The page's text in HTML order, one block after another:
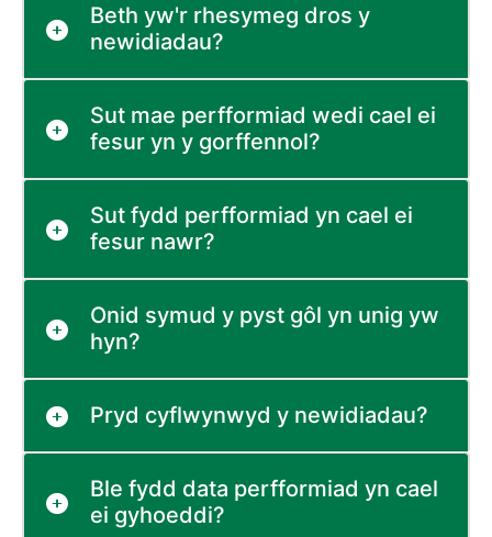
Beth yw'r rhesymeg dros y
newidiadau?
Sut mae perfformiad wedi cael ei
fesur yn y gorffennol?
Sut fydd perfformiad yn cael ei
fesur nawr?
Onid symud y pyst gôl yn unig yw
hyn?
Pryd cyflwynwyd y newidiadau?
Ble fydd data perfformiad yn cael
ei gyhoeddi?